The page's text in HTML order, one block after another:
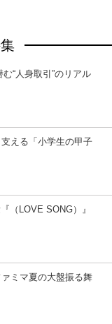
“人身取引”のリアル
える「小学生の甲子
（LOVE SONG）』
ミマ夏の大盤振る舞